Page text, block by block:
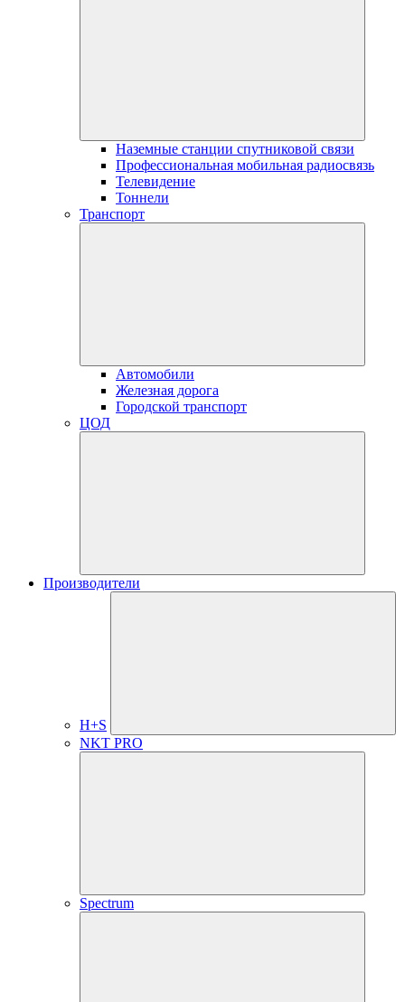
Наземные станции спутниковой связи
Профессиональная мобильная радиосвязь
Телевидение
Тоннели
Транспорт
Автомобили
Железная дорога
Городской транспорт
ЦОД
Производители
H+S
NKT PRO
Spectrum